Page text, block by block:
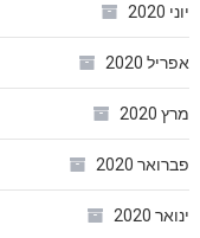
יוני 2020
אפריל 2020
מרץ 2020
פברואר 2020
ינואר 2020